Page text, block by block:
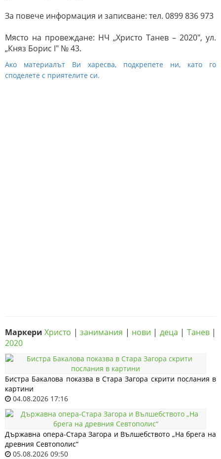
За повече информация и записване: тел. 0899 836 973
Място на провеждане: НЧ „Христо Танев – 2020", ул.
„Княз Борис I" № 43.
Ако материалът Ви харесва, подкрепете ни, като го
споделете с приятелите си.
Маркери Христо |занимания | нови | деца | Танев|
2020
Бистра Бакалова показва в Стара Загора скрити послания в
картини
04.08.2026 17:16
Държавна опера-Стара Загора и Вълшебството „На брега на
древния Севтополис“
05.08.2026 09:50